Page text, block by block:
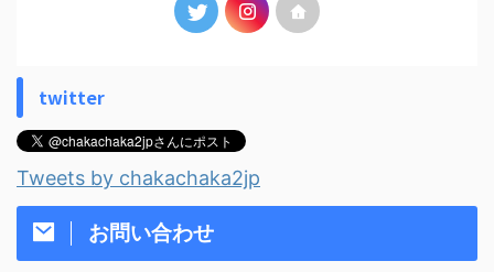
twitter
Tweets by chakachaka2jp
お問い合わせ